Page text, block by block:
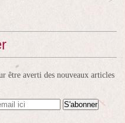
être averti des nouveaux articles